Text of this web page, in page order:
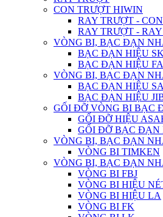
CON TRƯỢT HIWIN
RAY TRƯỢT -
RAY TRƯỢT -
VÒNG BI, BẠC ĐẠN
BẠC ĐẠN HIỆU
BẠC ĐẠN HIỆU
VÒNG BI, BẠC ĐẠN
BẠC ĐẠN HIỆU
BẠC ĐẠN HIỆU
GỐI ĐỠ VÒNG BI BẠC
GỐI ĐỠ HIỆU
GỐI ĐỠ BẠC ĐẠN
VÒNG BI, BẠC ĐẠN
VÒNG BI TIMKEN
VÒNG BI, BẠC ĐẠN
VÒNG BI FBJ
VÒNG BI HIỆU
VÒNG BI HIỆU LA
VÒNG BI FK